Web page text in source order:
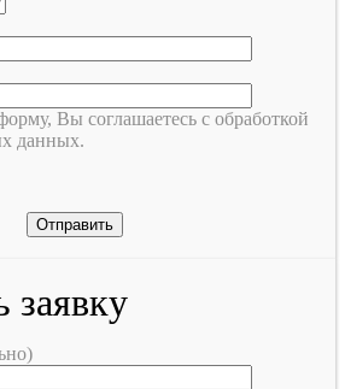
Вы соглашаетесь с обработкой
данных.
заявку